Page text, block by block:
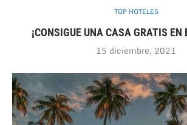
TOP HOTELES
¡CONSIGUE UNA CASA GRATIS EN
15 diciembre, 2021